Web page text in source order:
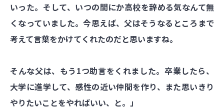
いった。そして、いつの間にか高校を辞める気なんて無
くなっていました。今思えば、父はそうなるところまで
考えて言葉をかけてくれたのだと思いますね。
そんな父は、もう1つ助言をくれました。卒業したら、
大学に進学して、感性の近い仲間を作り、また思いきり
やりたいことをやればいい、と。」